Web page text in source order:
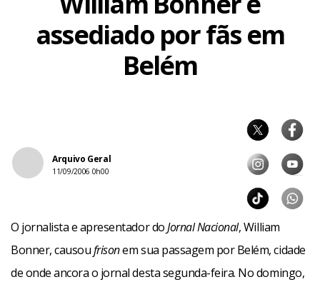
assediado por fãs em
Belém
Arquivo Geral
11/09/2006 0h00
O jornalista e apresentador doJornal Nacional, William
Bonner, causoufrisonem sua passagem por Belém, cidade
de onde ancora o jornal desta segunda-feira. No domingo,